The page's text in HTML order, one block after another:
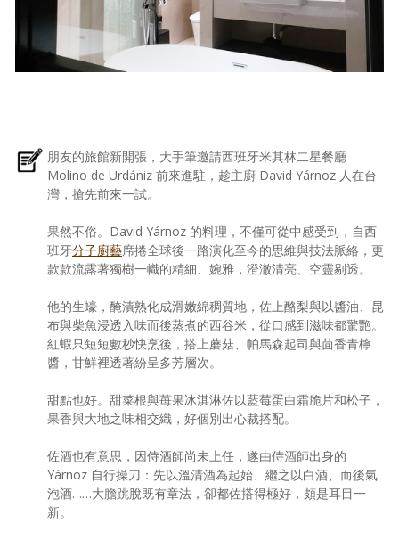
朋友的旅館新開張，大手筆邀請西班牙米其林二星餐廳
Molino de Urdániz 前來進駐，趁主廚 David Yárnoz 人在台
灣，搶先前來一試。
果然不俗。David Yárnoz 的料理，不僅可從中感受到，自西
班牙分子廚藝席捲全球後一路演化至今的思維與技法脈絡，更
款款流露著獨樹一幟的精細、婉雅，澄澈清亮、空靈剔透。
他的生蠔，醃漬熟化成滑嫩綿稠質地，佐上酪梨與以醬油、昆
布與柴魚浸透入味而後蒸煮的西谷米，從口感到滋味都驚艷。
紅蝦只短短數秒快烹後，搭上蘑菇、帕馬森起司與茴香青檸
醬，甘鮮裡透著紛呈多芳層次。
甜點也好。甜菜根與苺果冰淇淋佐以藍莓蛋白霜脆片和松子，
果香與大地之味相交織，好個別出心裁搭配。
佐酒也有意思，因侍酒師尚未上任，遂由侍酒師出身的
Yárnoz 自行操刀：先以溫清酒為起始、繼之以白酒、而後氣
泡酒……大膽跳脫既有章法，卻都佐搭得極好，頗是耳目一
新。